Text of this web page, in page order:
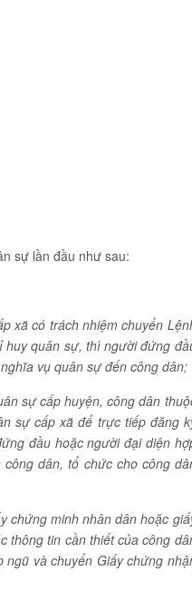
sự lần đầu như sau:
xã có trách nhiệm chuyển
huy quân sự, thì người đứng
vụ quân sự đến công dân;
sự cấp huyện, công dân
sự cấp xã để trực tiếp đăng
đầu hoặc người đại diện
dân, tổ chức cho công
chứng minh nhân dân hoặc
thông tin cần thiết của công
ngũ và chuyển Giấy chứng